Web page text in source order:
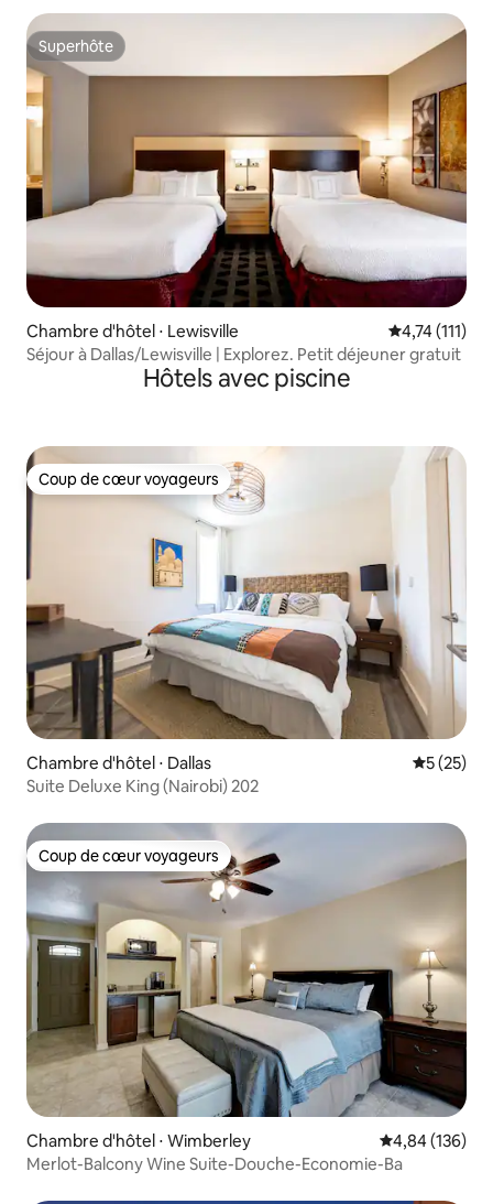
Superhôte
Superhôte
Chambre d'hôtel ⋅ Lewisville Évaluation
4,74 (111)
Séjour à Dallas/Lewisville | Explorez. Petit déjeuner gratuit
Hôtels avec piscine
Coup de cœur voyageurs
Coup de cœur voyageurs
Chambre d'hôtel ⋅ Dallas
5 (25)
Suite Deluxe King (Nairobi) 202
Coup de cœur voyageurs
Coup de cœur voyageurs
Chambre d'hôtel ⋅ Wimberley Évaluation
4,84 (136)
Merlot-Balcony Wine Suite-Douche-Economie-Ba